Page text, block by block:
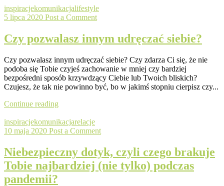
inspiracjekomunikacjalifestyle
5 lipca 2020 Post a Comment
Czy pozwalasz innym udręczać siebie?
Czy pozwalasz innym udręczać siebie? Czy zdarza Ci się, że nie
podoba się Tobie czyjeś zachowanie w mniej czy bardziej
bezpośredni sposób krzywdzący Ciebie lub Twoich bliskich?
Czujesz, że tak nie powinno być, bo w jakimś stopniu cierpisz czy...
Continue reading
inspiracjekomunikacjarelacje
10 maja 2020 Post a Comment
Niebezpieczny dotyk, czyli czego brakuje
Tobie najbardziej (nie tylko) podczas
pandemii?